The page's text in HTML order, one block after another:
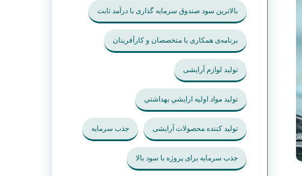
بالاترین سود صندوق سرمایه گذاری با درآمد ثابت
برنامه‌ی همکاری با متخصصان و کارآفرینان
تولید لوازم آرایشی
تولید مواد اوليه ارايشي بهداشتي
تولید کننده محصولات آرایشی جذب سرمایه
جذب سرمایه برای پروژه با سود بالا